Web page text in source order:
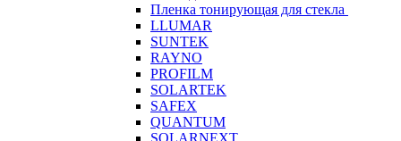
Пленка тонирующая для стекла
LLUMAR
SUNTEK
RAYNO
PROFILM
SOLARTEK
SAFEX
QUANTUM
SOLARNEXT